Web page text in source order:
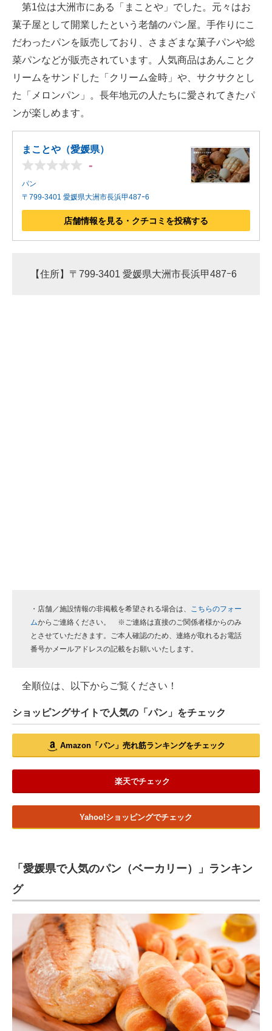
第1位は大洲市にある「まことや」でした。元々はお
菓子屋として開業したという老舗のパン屋。手作りにこ
だわったパンを販売しており、さまざまな菓子パンや総
菜パンなどが販売されています。人気商品はあんことク
リームをサンドした「クリーム金時」や、サクサクとし
た「メロンパン」。長年地元の人たちに愛されてきたパ
ンが楽しめます。
まことや（愛媛県）
-
パン
〒799-3401 愛媛県大洲市長浜甲487ｰ6
店舗情報を見る・クチコミを投稿する
【住所】〒799-3401 愛媛県大洲市長浜甲487ｰ6
・店舗／施設情報の非掲載を希望される場合は、 こちらのフォー
ムからご連絡ください。 ※ご連絡は直接のご関係者様からのみ
とさせていただきます。ご本人確認のため、連絡が取れるお電話
番号かメールアドレスの記載をお願いいたします。
全順位は、以下からご覧ください！
ショッピングサイトで人気の「パン」をチェック
Amazon「パン」売れ筋ランキングをチェック
楽天でチェック
Yahoo!ショッピングでチェック
「愛媛県で人気のパン（ベーカリー）」ランキン
グ